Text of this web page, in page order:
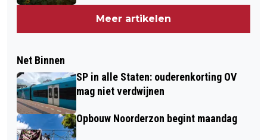
Meer artikelen
Net Binnen
SP in alle Staten: ouderenkorting OV
mag niet verdwijnen
Opbouw Noorderzon begint maandag